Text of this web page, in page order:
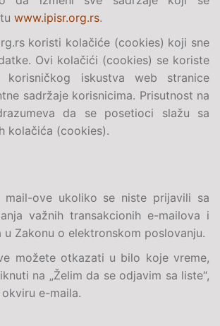
www.ipisr.org.rs.
koristi kolačiće (cookies) koji sne
Ovi kolačići (cookies) se koriste
korisničkog iskustva web stranice
sadržaje korisnicima. Prisutnost na
da se posetioci slažu sa
kolačića (cookies).
mail-ove ukoliko se niste prijavili sa
važnih transakcionih e-mailova i
u Zakonu o elektronskom poslovanju.
možete otkazati u bilo koje vreme,
na „Želim da se odjavim sa liste“,
e-maila.